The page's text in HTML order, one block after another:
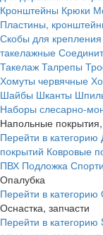
Кронштейны Крюки
Пластины,
Скобы для
такелажные
Такелаж Талрепы
Хомуты червячные
Шайбы Шканты
Наборы слесарно-
Напольные
Перейти в категорию
покрытий Ковровые
ПВХ Подложка
Опалубка
Перейти в категорию
Оснастка, запчасти
Перейти в категорию